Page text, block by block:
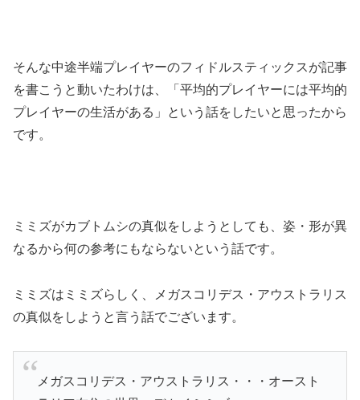
そんな中途半端プレイヤーのフィドルスティックスが記事
を書こうと動いたわけは、「平均的プレイヤーには平均的
プレイヤーの生活がある」という話をしたいと思ったから
です。
ミミズがカブトムシの真似をしようとしても、姿・形が異
なるから何の参考にもならないという話です。
ミミズはミミズらしく、メガスコリデス・アウストラリス
の真似をしようと言う話でございます。
メガスコリデス・アウストラリス・・・オースト